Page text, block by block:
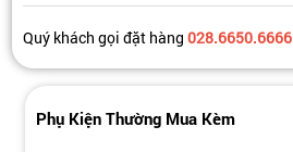
Quý khách gọi đặt hàng028.6650.6666
Phụ Kiện Thường Mua Kèm